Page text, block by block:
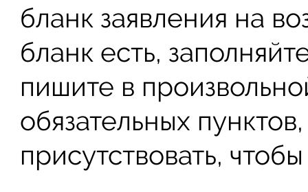
бланк заявления на
бланк есть,
пишите в
обязательных
присутствовать,